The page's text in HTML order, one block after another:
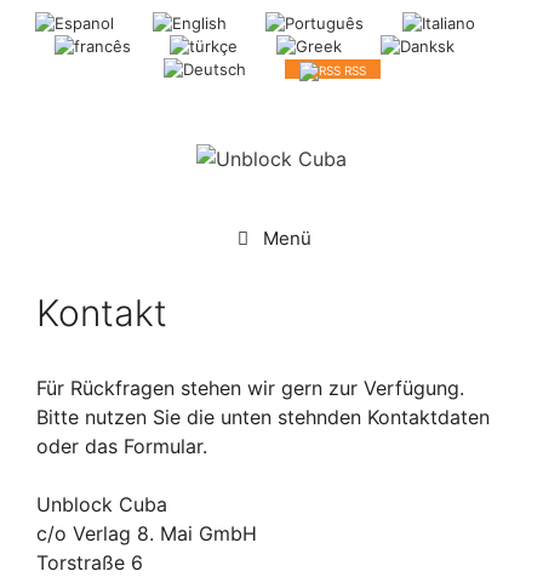
Springe
RSS
Menü
Kontakt
Für Rückfragen stehen wir gern zur Verfügung.
Bitte nutzen Sie die unten stehnden Kontaktdaten
oder das Formular.
Unblock Cuba
c/o Verlag 8. Mai GmbH
Torstraße 6